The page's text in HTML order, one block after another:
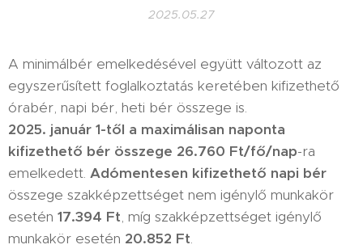
2025.05.27
A minimálbér emelkedésével együtt változott az
egyszerűsített foglalkoztatás keretében kifizethető
órabér, napi bér, heti bér összege is.
2025. január 1-től a maximálisan naponta
kifizethető bér összege 26.760 Ft/fő/nap-ra
emelkedett. Adómentesen kifizethető napi bér
összege szakképzettséget nem igénylő munkakör
esetén 17.394 Ft, míg szakképzettséget igénylő
munkakör esetén 20.852 Ft.